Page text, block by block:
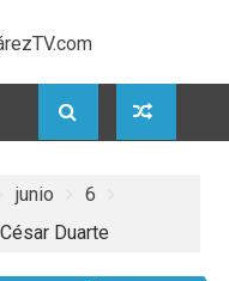
junio
6
Duarte